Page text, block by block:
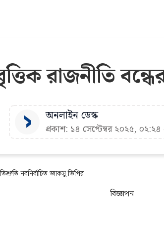
রাজনীতি
অনলাইন ডেস্ক
প্রকাশ: ১৪ সেপ্টেম্বর ২০২৫,
বিজ্ঞাপন